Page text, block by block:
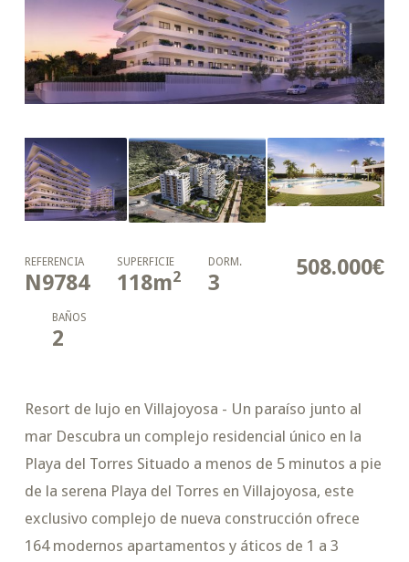
508.000€
REFERENCIA
N9784
SUPERFICIE
118m2
DORM.
3
BAÑOS
2
Resort de lujo en Villajoyosa - Un paraíso junto al
mar Descubra un complejo residencial único en la
Playa del Torres Situado a menos de 5 minutos a pie
de la serena Playa del Torres en Villajoyosa, este
exclusivo complejo de nueva construcción ofrece
164 modernos apartamentos y áticos de 1 a 3